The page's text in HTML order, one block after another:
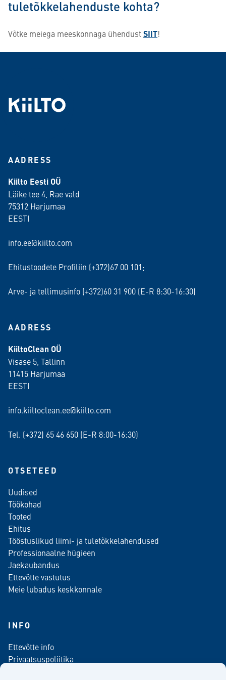
tuletõkkelahenduste kohta?
Võtke meiega meeskonnaga ühendustSIIT!
AADRESS
Kiilto Eesti OÜ
Läike tee 4, Rae vald
75312 Harjumaa
EESTI
info.ee@kiilto.com
Ehitustoodete Profiliin (+372)67 00 101;
Arve- ja tellimusinfo (+372)60 31 900 (E-R 8:30-16:30)
AADRESS
KiiltoClean OÜ
Visase 5, Tallinn
11415 Harjumaa
EESTI
info.kiiltoclean.ee@kiilto.com
Tel. (+372) 65 46 650 (E-R 8:00-16:30)
OTSETEED
Uudised
Töökohad
Tooted
Ehitus
Tööstuslikud liimi- ja tuletõkkelahendused
Professionaalne hügieen
Jaekaubandus
Ettevõtte vastutus
Meie lubadus keskkonnale
INFO
Ettevõtte info
Privaatsuspoliitika